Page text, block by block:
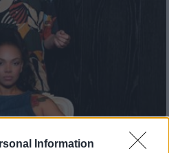
Information